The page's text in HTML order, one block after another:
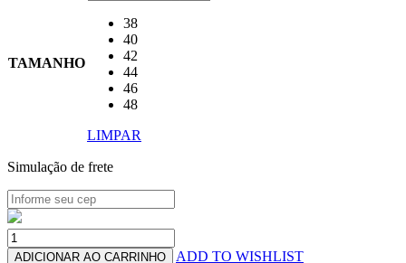
TAMANHO
38
40
42
44
46
48
LIMPAR
Simulação de frete
Bermuda
Jogador
ADICIONAR AO CARRINHO
ADD TO WISHLIST